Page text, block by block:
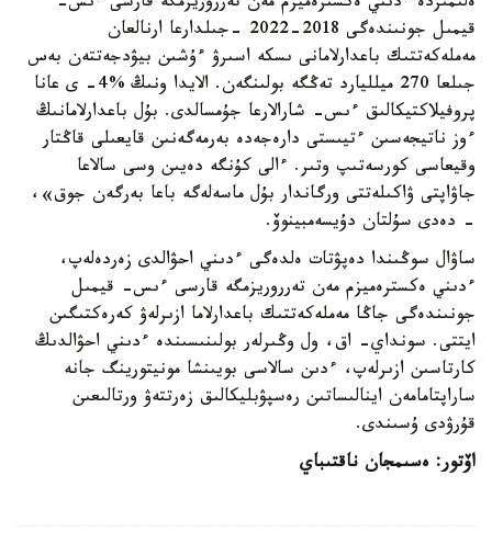
قيمىل جونىندەگى 2018-2022 -جىلدارعا ارنالعان
مەملەكەتتىك باعدارلامانى ىسكە اسىرۋ ءۇشىن بيۋدجەتتەن بەس
جىلعا 270 ميلليارد تەڭگە بولىنگەن. الايدا ونىڭ %4- ى عانا
پروفيلاكتيكالىق ءىس- شارالارعا جۇمسالدى. بۇل باعدارلامانىڭ
ءوز ناتيجەسىن ءتيىستى دارەجەدە بەرمەگەنىن قايعىلى قاڭتار
وقيعاسى كورسەتىپ وتىر. ءالى كۇنگە دەيىن وسى سالاعا
جاۋاپتى ۋاكىلەتتى ورگاندار بۇل ماسەلەگە باعا بەرگەن جوق»،
- دەدى سۇلتان دۇيسەمبينوۆ.
ساۋال سوڭىندا دەپۋتات ەلدەگى ءدىني احۋالدى زەردەلەپ،
ءدىني ەكسترەميزم مەن تەرروريزمگە قارسى ءىس- قيمىل
جونىندەگى جاڭا مەملەكەتتىك باعدارلاما ازىرلەۋ كەرەكتىگىن
ايتتى. سونداي- اق، ول وڭىرلەر بولىنىسىندە ءدىني احۋالدىڭ
كارتاسىن ازىرلەپ، ءدىن سالاسى بويىنشا مونيتورينگ جانە
ساراپتامامەن اينالىساتىن رەسپۋبليكالىق زەرتتەۋ ورتالىعىن
قۇرۋدى ۇسىندى.
اۆتور: ەسىمجان ناقتىباي